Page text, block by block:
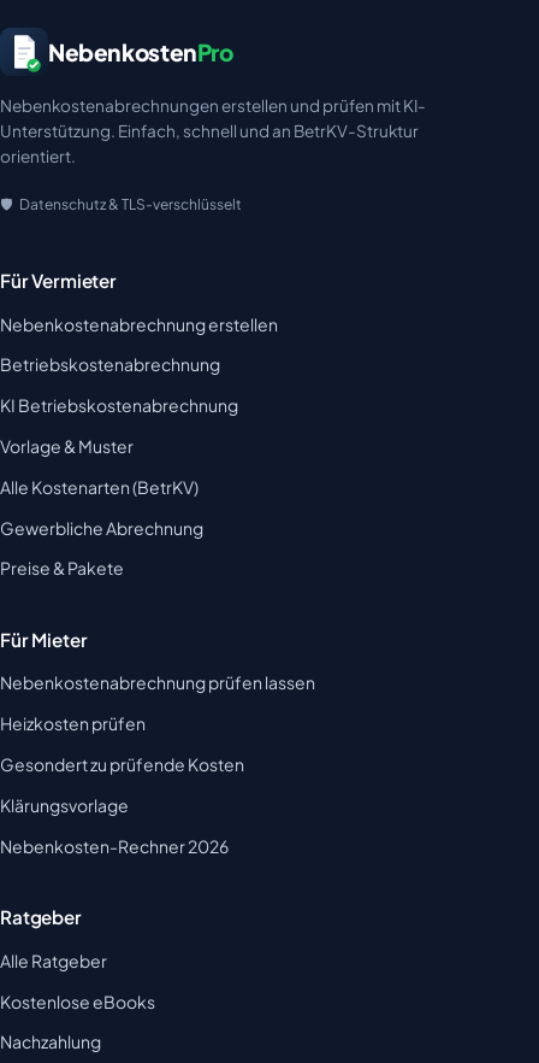
NebenkostenPro
Nebenkostenabrechnungen erstellen und prüfen mit KI-
Unterstützung. Einfach, schnell und an BetrKV-Struktur
orientiert.
Datenschutz & TLS-verschlüsselt
Für Vermieter
Nebenkostenabrechnung erstellen
Betriebskostenabrechnung
KI Betriebskostenabrechnung
Vorlage & Muster
Alle Kostenarten (BetrKV)
Gewerbliche Abrechnung
Preise & Pakete
Für Mieter
Nebenkostenabrechnung prüfen lassen
Heizkosten prüfen
Gesondert zu prüfende Kosten
Klärungsvorlage
Nebenkosten-Rechner 2026
Ratgeber
Alle Ratgeber
Kostenlose eBooks
Nachzahlung